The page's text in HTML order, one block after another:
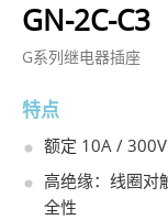
GN-2C-C3
G系列继电器插座
特点
额定 10A /
高绝缘：线圈对
全性